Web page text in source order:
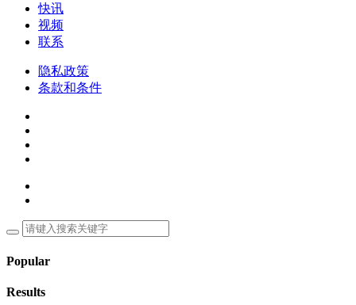
快讯
视频
联系
隐私政策
条款和条件
Popular
Results